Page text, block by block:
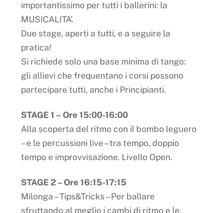
importantissimo per tutti i ballerini: la
MUSICALITA’.
Due stage, aperti a tutti, e a seguire la
pratica!
Si richiede solo una base minima di tango:
gli allievi che frequentano i corsi possono
partecipare tutti, anche i Principianti.
STAGE 1 – Ore 15:00-16:00
Alla scoperta del ritmo con il bombo leguero
– e le percussioni live – tra tempo, doppio
tempo e improvvisazione. Livello Open.
STAGE 2 – Ore 16:15-17:15
Milonga – Tips&Tricks – Per ballare
sfruttando al meglio i cambi di ritmo e le